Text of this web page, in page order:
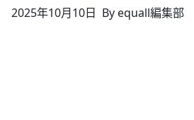
2025年10月10日 By equall編集部